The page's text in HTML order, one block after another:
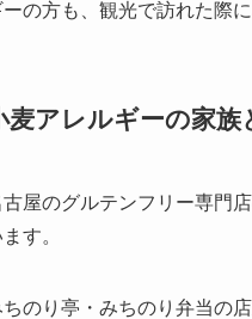
ーの方も、観光で訪れた際
麦アレルギーの家族
古屋のグルテンフリー専門
す。
ちのり亭・みちのり弁当の